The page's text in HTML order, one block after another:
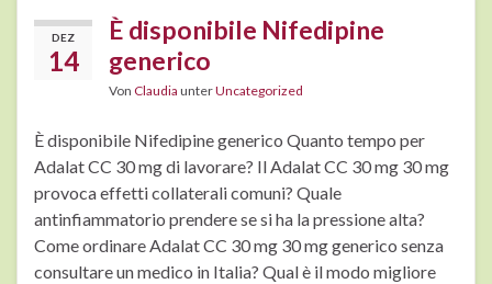
DEZ
14
È disponibile Nifedipine
generico
Von Claudia unterUncategorized
È disponibile Nifedipine generico Quanto tempo per
Adalat CC 30 mg di lavorare? Il Adalat CC 30 mg 30 mg
provoca effetti collaterali comuni? Quale
antinfiammatorio prendere se si ha la pressione alta?
Come ordinare Adalat CC 30 mg 30 mg generico senza
consultare un medico in Italia? Qual è il modo migliore